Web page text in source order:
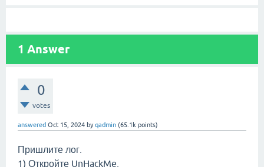
1 Answer
0
votes
answered Oct 15, 2024 byqadmin (65.1k points)
Пришлите лог.
1) Откройте UnHackMe.